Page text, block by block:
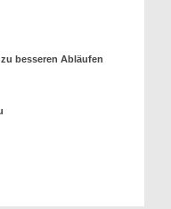
besseren Abläufen